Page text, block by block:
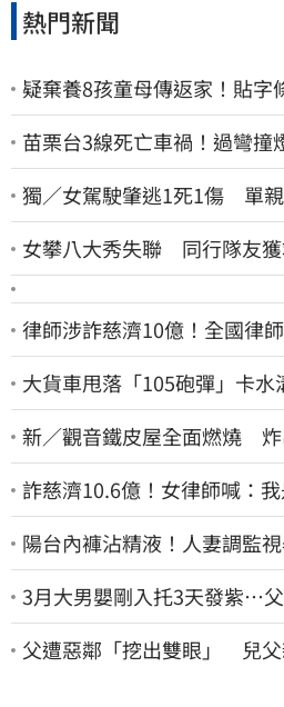
熱門新聞
疑棄養8孩童母傳返家！貼字
苗栗台3線死亡車禍！過彎撞
獨／女駕駛肇逃1死1傷 單
女攀八大秀失聯 同行隊友
律師涉詐慈濟10億！全國律
大貨車甩落「105砲彈」卡水
新／觀音鐵皮屋全面燃燒 炸
詐慈濟10.6億！女律師喊：
陽台內褲沾精液！人妻調監
3月大男嬰剛入托3天發紫…
回9字
父遭惡鄰「挖出雙眼」 兒